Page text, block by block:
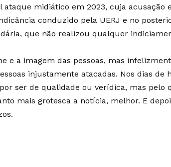
midiático em 2023, cuja acusação
conduzido pela UERJ e no
que não realizou qualquer
e a imagem das pessoas, mas
injustamente atacadas. Nos dias de
ser de qualidade ou verídica, mas pelo
mais grotesca a notícia, melhor. E